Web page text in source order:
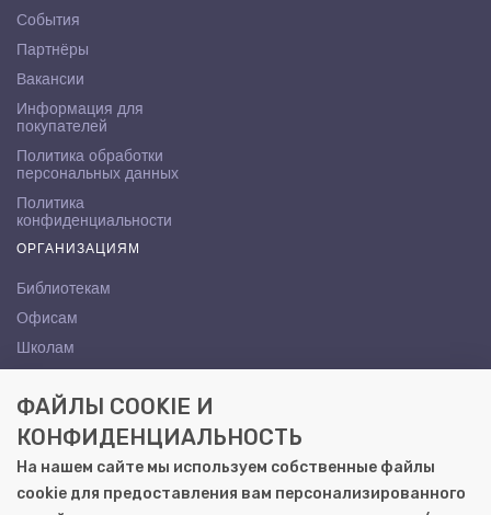
События
Партнёры
Вакансии
Информация для
покупателей
Политика обработки
персональных данных
Политика
конфиденциальности
ОРГАНИЗАЦИЯМ
Библиотекам
Офисам
Школам
КОНТАКТЫ
Саратов, ул. Осипова, 10А
+7 (8452) 72-65-65
gemera@moya-kniga.ru
ФАЙЛЫ COOKIE И
КОНФИДЕНЦИАЛЬНОСТЬ
На нашем сайте мы используем собственные файлы
cookie для предоставления вам персонализированного